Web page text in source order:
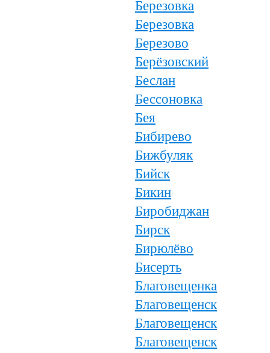
Березовка
Березовка
Березово
Берёзовский
Беслан
Бессоновка
Бея
Бибирево
Бижбуляк
Бийск
Бикин
Биробиджан
Бирск
Бирюлёво
Бисерть
Благовещенка
Благовещенск
Благовещенск
Благовещенск